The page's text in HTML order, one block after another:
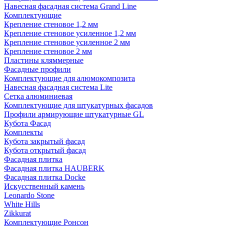
Навесная фасадная система Grand Line
Комплектующие
Крепление стеновое 1,2 мм
Крепление стеновое усиленное 1,2 мм
Крепление стеновое усиленное 2 мм
Крепление стеновое 2 мм
Пластины кляммерные
Фасадные профили
Комплектующие для алюмокомпозита
Навесная фасадная система Lite
Сетка алюминиевая
Комплектующие для штукатурных фасадов
Профили армирующие штукатурные GL
Кубота Фасад
Комплекты
Кубота закрытый фасад
Кубота открытый фасад
Фасадная плитка
Фасадная плитка HAUBERK
Фасадная плитка Docke
Искусственный камень
Leonardo Stone
White Hills
Zikkurat
Комплектующие Ронсон